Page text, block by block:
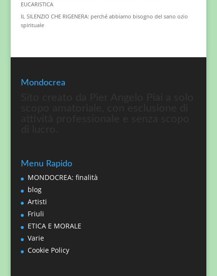
EUCARISTICA
IL SILENZIO CHE RIGENERA: perché abbiamo bisogno del sano ozio
spirituale
Mondocrea
Menu Rapido
MONDOCREA: finalità
blog
Artisti
Friuli
ETICA E MORALE
Varie
Cookie Policy